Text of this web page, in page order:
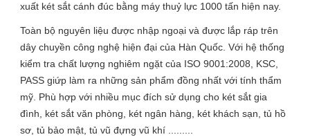
xuất két sắt cánh đúc bằng máy thuỷ lực 1000 tấn hiện nay.
Toàn bộ nguyên liệu được nhập ngoại và được lắp ráp trên
dây chuyền công nghệ hiện đại của Hàn Quốc. Với hệ thống
kiểm tra chất lượng nghiêm ngặt của ISO 9001:2008, KSC,
PASS giứp làm ra những sản phẩm đồng nhất với tính thẩm
mỹ. Phù hợp với nhiều mục đích sử dụng cho két sắt gia
đình, két sắt văn phòng, két ngân hàng, két khách sạn, tủ hồ
sơ, tủ bảo mật, tủ vũ đựng vũ khí .........